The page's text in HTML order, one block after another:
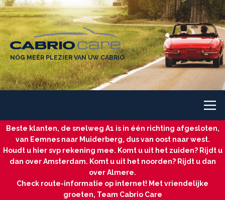
NÓG MEER PLEZIER VAN UW CABRIO
Beste klanten, de snelweg A1 is in één richting afgesloten,
van Eemnes naar Muiderberg, dus van oost naar west.
Houdt u hier svp rekening mee. Komt u uit het zuiden? Rijdt u
dan over Amsterdam. Komt u uit het noorden? Rijdt u dan
over Almere.
Check route-informatie op internet! Met vriendelijke
groeten, Team Cabrio Care